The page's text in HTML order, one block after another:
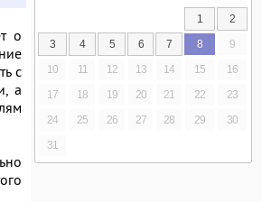
о
с
а
1
2
3
4 5 6 7 8
9
10
11 12 13 14 15
16
17
18 19 20 21 22
23
24
25 26 27 28 29
30
31